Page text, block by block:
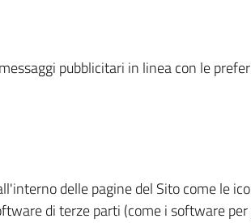
pubblicitari in linea con le
delle pagine del Sito come le
di terze parti (come i software